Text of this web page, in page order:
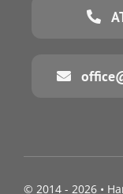
© 2014 - 2026 •